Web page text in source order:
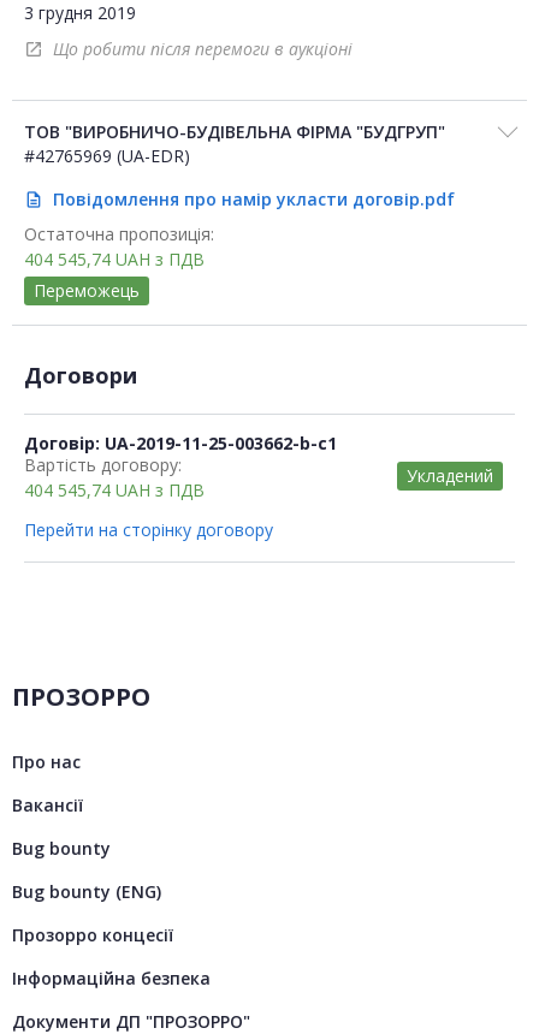
3 грудня 2019
open_in_new Що робити після перемоги в аукціоні
ТОВ "ВИРОБНИЧО-БУДІВЕЛЬНА ФІРМА "БУДГРУП"
#42765969 (UA-EDR)
description
Повідомлення про намір укласти договір.pdf
Остаточна пропозиція:
404 545,74 UAH з ПДВ
Переможець
Договори
Договір: UA-2019-11-25-003662-b-c1
Вартість договору:
404 545,74 UAH з ПДВ
Укладений
Перейти на сторінку договору
ПРОЗОРРО
Про нас
Вакансії
Bug bounty
Bug bounty (ENG)
Прозорро концесії
Інформаційна безпека
Документи ДП "ПРОЗОРРО"